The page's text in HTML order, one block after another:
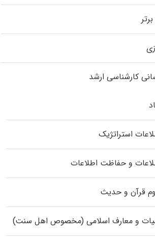
کارشناسی ارشد
استراتژیک
و حفاظت اطلاعات
قرآن و حدیث
و معارف اسلامی (مخصوص اهل سنت)